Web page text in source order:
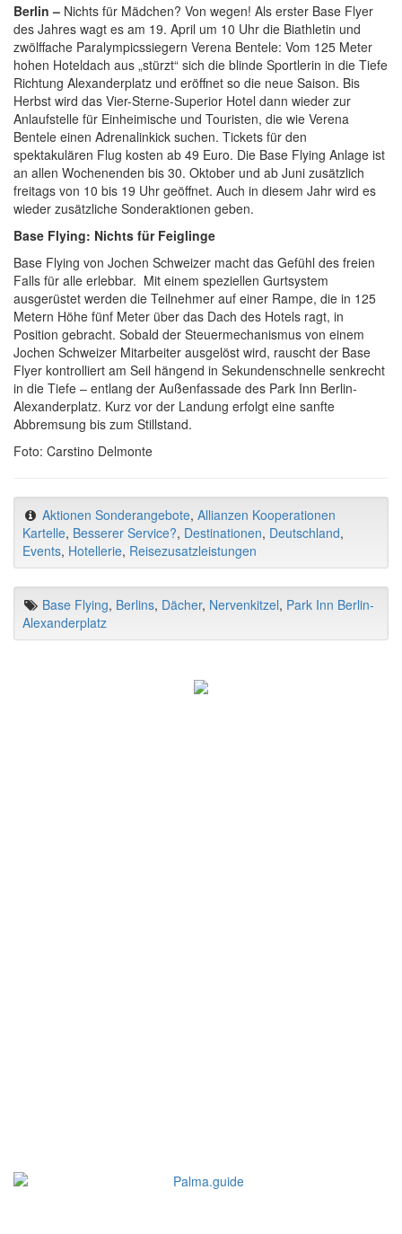
Berlin – Nichts für Mädchen? Von wegen! Als erster Base Flyer
des Jahres wagt es am 19. April um 10 Uhr die Biathletin und
zwölffache Paralympicssiegern Verena Bentele: Vom 125 Meter
hohen Hoteldach aus „stürzt“ sich die blinde Sportlerin in die Tiefe
Richtung Alexanderplatz und eröffnet so die neue Saison. Bis
Herbst wird das Vier-Sterne-Superior Hotel dann wieder zur
Anlaufstelle für Einheimische und Touristen, die wie Verena
Bentele einen Adrenalinkick suchen. Tickets für den
spektakulären Flug kosten ab 49 Euro. Die Base Flying Anlage ist
an allen Wochenenden bis 30. Oktober und ab Juni zusätzlich
freitags von 10 bis 19 Uhr geöffnet. Auch in diesem Jahr wird es
wieder zusätzliche Sonderaktionen geben.
Base Flying: Nichts für Feiglinge
Base Flying von Jochen Schweizer macht das Gefühl des freien
Falls für alle erlebbar. Mit einem speziellen Gurtsystem
ausgerüstet werden die Teilnehmer auf einer Rampe, die in 125
Metern Höhe fünf Meter über das Dach des Hotels ragt, in
Position gebracht. Sobald der Steuermechanismus von einem
Jochen Schweizer Mitarbeiter ausgelöst wird, rauscht der Base
Flyer kontrolliert am Seil hängend in Sekundenschnelle senkrecht
in die Tiefe – entlang der Außenfassade des Park Inn Berlin-
Alexanderplatz. Kurz vor der Landung erfolgt eine sanfte
Abbremsung bis zum Stillstand.
Foto: Carstino Delmonte
Aktionen Sonderangebote, Allianzen Kooperationen
Kartelle, Besserer Service?, Destinationen, Deutschland,
Events, Hotellerie, Reisezusatzleistungen
Base Flying, Berlins, Dächer, Nervenkitzel, Park Inn Berlin-
Alexanderplatz